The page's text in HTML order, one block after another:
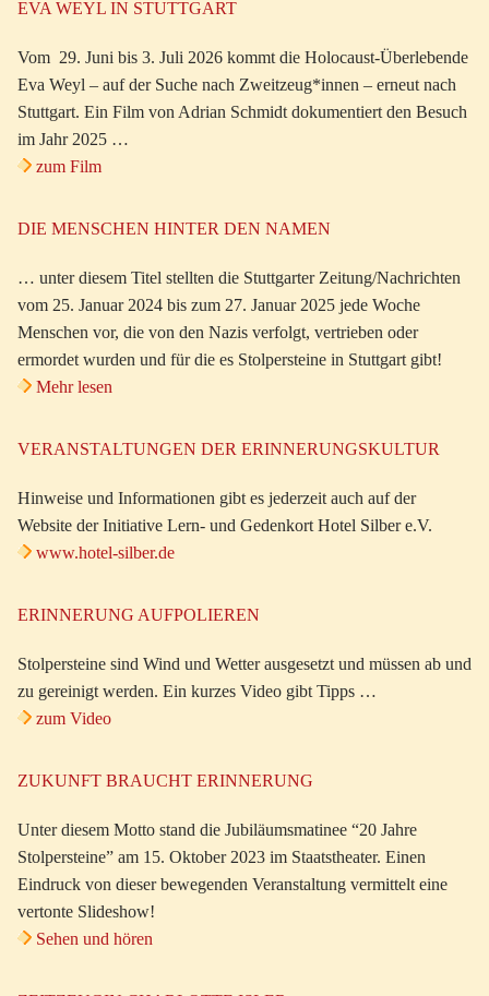
EVA WEYL IN STUTTGART
Vom 29. Juni bis 3. Juli 2026 kommt die Holocaust-Überlebende
Eva Weyl – auf der Suche nach Zweitzeug*innen – erneut nach
Stuttgart. Ein Film von Adrian Schmidt dokumentiert den Besuch
im Jahr 2025 …
zum Film
DIE MENSCHEN HINTER DEN NAMEN
… unter diesem Titel stellten die Stuttgarter Zeitung/Nachrichten
vom 25. Januar 2024 bis zum 27. Januar 2025 jede Woche
Menschen vor, die von den Nazis verfolgt, vertrieben oder
ermordet wurden und für die es Stolpersteine in Stuttgart gibt!
Mehr lesen
VERANSTALTUNGEN DER ERINNERUNGSKULTUR
Hinweise und Informationen gibt es jederzeit auch auf der
Website der Initiative Lern- und Gedenkort Hotel Silber e.V.
www.hotel-silber.de
ERINNERUNG AUFPOLIEREN
Stolpersteine sind Wind und Wetter ausgesetzt und müssen ab und
zu gereinigt werden. Ein kurzes Video gibt Tipps …
zum Video
ZUKUNFT BRAUCHT ERINNERUNG
Unter diesem Motto stand die Jubiläumsmatinee “20 Jahre
Stolpersteine” am 15. Oktober 2023 im Staatstheater. Einen
Eindruck von dieser bewegenden Veranstaltung vermittelt eine
vertonte Slideshow!
Sehen und hören